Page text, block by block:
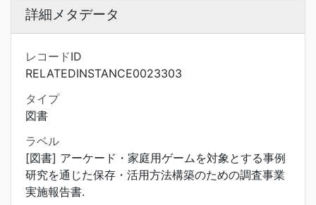
詳細メタデータ
レコードID
RELATEDINSTANCE0023303
タイプ
図書
ラベル
[図書] アーケード・家庭用ゲームを対象とする事例
研究を通じた保存・活用方法構築のための調査事業
実施報告書.